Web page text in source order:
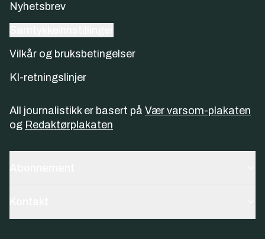
Nyhetsbrev
Vilkår og bruksbetingelser
KI-retningslinjer
All journalistikk er basert på Vær varsom-plakaten
og Redaktørplakaten